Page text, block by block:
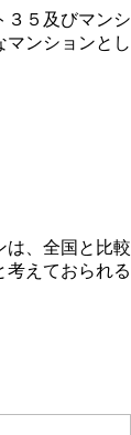
３５及びマンシ
マンションとし
は、全国と比較
えておられる